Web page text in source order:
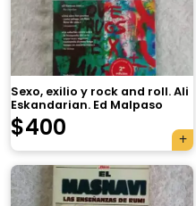
Sexo, exilio y rock and roll. Ali
Eskandarian. Ed Malpaso
$400